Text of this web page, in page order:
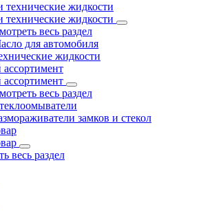
технические жидкости
технические жидкости
весь раздел
для автомобиля
жидкости
весь раздел
замков и стекол
весь раздел